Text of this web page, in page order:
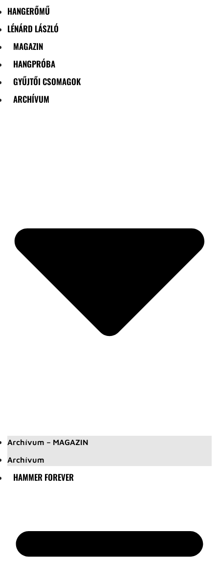
HANGERŐMŰ
LÉNÁRD LÁSZLÓ
MAGAZIN
HANGPRÓBA
GYŰJTŐI CSOMAGOK
ARCHÍVUM
Archívum – MAGAZIN
Archívum
HAMMER FOREVER